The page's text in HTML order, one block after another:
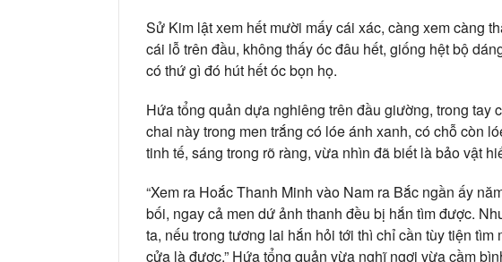
Sử Kim lật xem hết mười mấy cái xác, càng xem càng
cái lỗ trên đầu, không thấy óc đâu hết, giống hệt bộ
có thứ gì đó hút hết óc bọn họ.
Hứa tổng quản dựa nghiêng trên đầu giường, trong tay
chai này trong men trắng có lóe ánh xanh, có chỗ còn
tinh tế, sáng trong rõ ràng, vừa nhìn đã biết là bảo vật
“Xem ra Hoắc Thanh Minh vào Nam ra Bắc ngần ấy
bối, ngay cả men dứ ảnh thanh đều bị hắn tìm được.
ta, nếu trong tương lai hắn hỏi tới thì chỉ cần tùy tiện
cửa là được.” Hứa tổng quản vừa nghĩ ngợi vừa cầm